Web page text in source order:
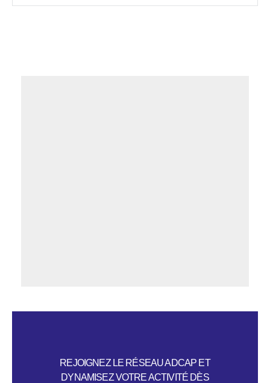
REJOIGNEZ LE RÉSEAU ADCAP ET
DYNAMISEZ VOTRE ACTIVITÉ DÈS